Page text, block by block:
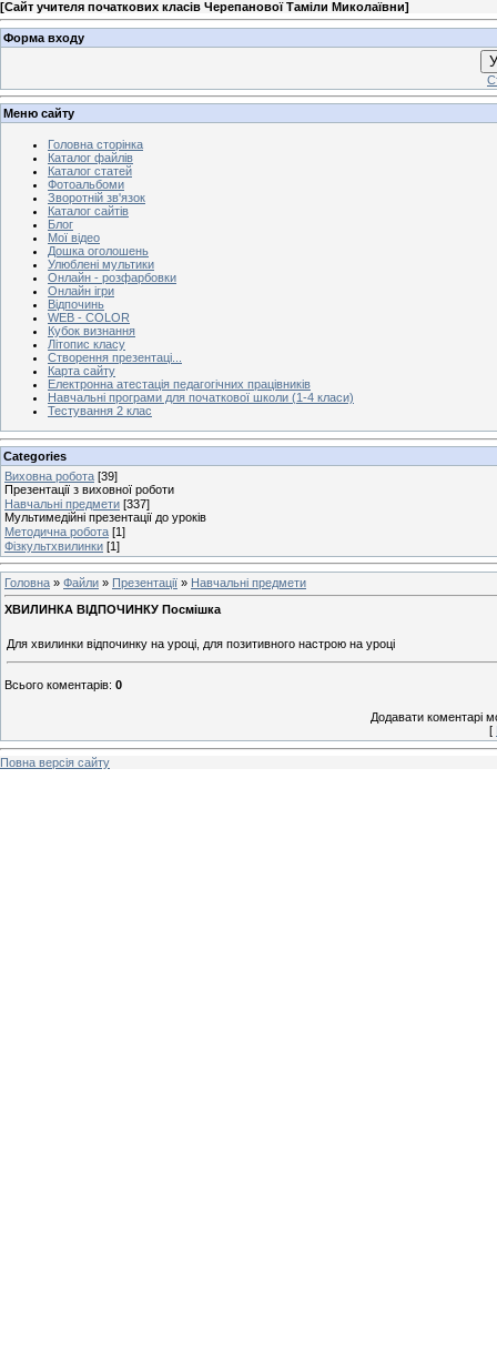
[Сайт учителя початкових класів Черепанової Таміли Миколаївни]
Форма входу
Меню сайту
Головна сторінка
Каталог файлів
Каталог статей
Фотоальбоми
Зворотній зв'язок
Каталог сайтів
Блог
Мої відео
Дошка оголошень
Улюблені мультики
Онлайн - розфарбовки
Онлайн ігри
Відпочинь
WEB - COLOR
Кубок визнання
Літопис класу
Створення презентаці...
Карта сайту
Електронна атестація педагогічних працівників
Навчальні програми для початкової школи (1-4 класи)
Тестування 2 клас
Categories
Виховна робота [39]
Презентації з виховної роботи
Навчальні предмети [337]
Мультимедійні презентації до уроків
Методична робота [1]
Фізкультхвилинки [1]
Головна » Файли » Презентації » Навчальні предмети
ХВИЛИНКА ВІДПОЧИНКУ Посмішка
Для хвилинки відпочинку на уроці, для позитивного настрою на уроці
Всього коментарів: 0
Додавати коментарі
[
Повна версія сайту